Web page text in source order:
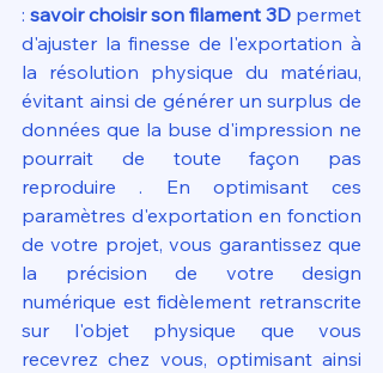
: savoir choisir son filament 3D permet
d'ajuster la finesse de l'exportation à
la résolution physique du matériau,
évitant ainsi de générer un surplus de
données que la buse d'impression ne
pourrait de toute façon pas
reproduire . En optimisant ces
paramètres d'exportation en fonction
de votre projet, vous garantissez que
la précision de votre design
numérique est fidèlement retranscrite
sur l'objet physique que vous
recevrez chez vous, optimisant ainsi